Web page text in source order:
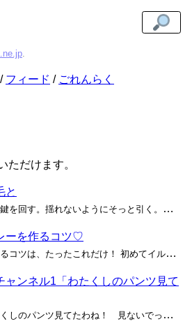
.
フィード ごれんらく
ただけます。
と
机の引き出しに鍵を挿す。鍵を回す。揺れないようにそっと引く。八角形の黒いビスケット缶が、白いハンカチを下敷きにして真ん中に置かれている。息を止める。私はその缶を両手で挟むように少し持ち上げてから、ふと気配を感じて缶を置いた。ゆっくりと引き出しを奥に戻す。おそるおそる振り返る。誰も...
ーを作るコツ♡
おいしいイルカカレーを作るコツは、たったこれだけ！ 初めてイルカ肉を調理する人にありがちなのが、下処理の大切さを軽視した失敗です。知らないお肉を全て「鶏肉みたいな味」だと思う人もいますが、ミオグロビンは肉の色を決めると同時に―― 「先輩、野菜切り終わりましたけ、ど……うわ、く...
ャンネル1「わたくしのパンツ見て
「貴女たち……いま、わたくしのパンツ見てたわね！ 見ないでって、あんなに言ったのに！ あぁっ、信じられないわっ！」 一日全コース貸し切りのゴルフ場に響き渡る甲高い声は、高松 志乃――紫苑女学園高等部三年で、学園内最大の社交クラブ「紫風会」の主宰――のものである。怒りに震える表情...